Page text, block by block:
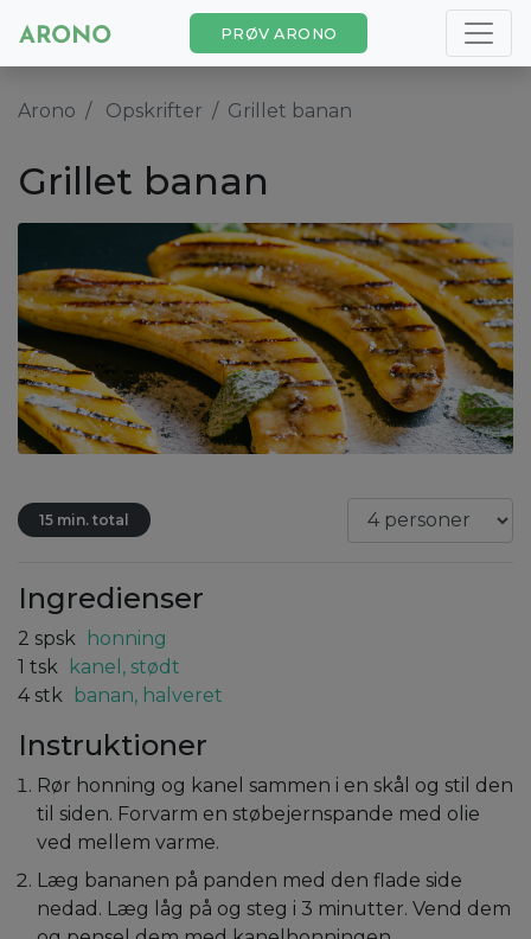
PRØV ARONO
Arono Opskrifter Grillet banan
Grillet banan
15 min. total
Ingredienser
2 spsk
honning
1 tsk
kanel, stødt
4 stk banan, halveret
Instruktioner
Rør honning og kanel sammen i en skål og stil den
til siden. Forvarm en støbejernspande med olie
ved mellem varme.
Læg bananen på panden med den flade side
nedad. Læg låg på og steg i 3 minutter. Vend dem